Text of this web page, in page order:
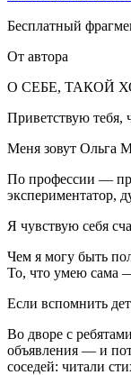
Бесплатный
От автора
О СЕБЕ, ТАКОЙ
Приветствую тебя,
Меня зовут Ольга
По профессии —
экспериментатор,
Я чувствую себя
Чем я могу быть
То, что умею сама
Если вспомнить
Во дворе с
объявления — и
соседей: читали